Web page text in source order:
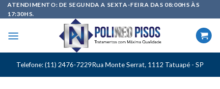
Skip
to
ATENDIMENTO: DE SEGUNDA A SEXTA-FEIRA DAS 08:00HS ÀS
17:30HS.
Telefone: (11) 2476-7229Rua Monte Serrat, 1112 Tatuapé - SP